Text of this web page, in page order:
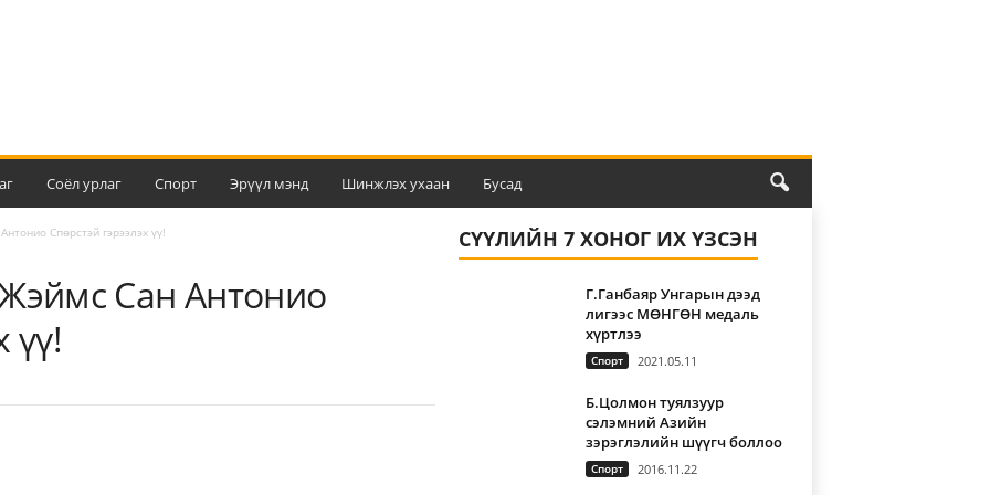
Соёл урлаг Спорт Эрүүл мэнд Шинжлэх ухаан Бусад
Спөрстэй гэрээлэх үү!
Сан Антонио
үү!
СҮҮЛИЙН 7 ХОНОГ ИХ ҮЗСЭН
Г.Ганбаяр Унгарын дээд
лигээс МӨНГӨН медаль
хүртлээ
Спорт 2021.05.11
Б.Цолмон туялзуур
сэлэмний Азийн
зэрэглэлийн шүүгч боллоо
Спорт 2016.11.22